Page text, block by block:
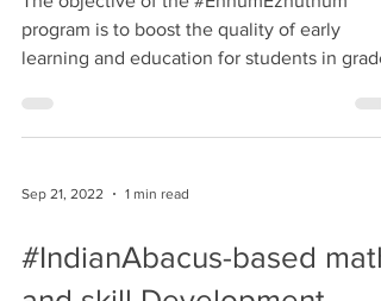
grades 1 to 5.
The objective of the #EnnumEzhuthum
program is to boost the quality of early
Sep 21, 2022 1 min read